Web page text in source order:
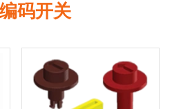
码开关